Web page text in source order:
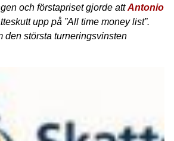
och förstapriset gjorde attAntonio
upp på ”All time money list”.
den största turneringsvinsten